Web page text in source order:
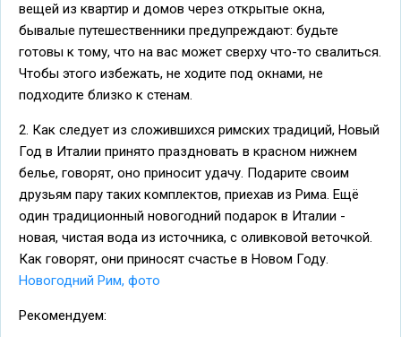
вещей из квартир и домов через открытые окна,
бывалые путешественники предупреждают: будьте
готовы к тому, что на вас может сверху что-то свалиться.
Чтобы этого избежать, не ходите под окнами, не
подходите близко к стенам.
2. Как следует из сложившихся римских традиций, Новый
Год в Италии принято праздновать в красном нижнем
белье, говорят, оно приносит удачу. Подарите своим
друзьям пару таких комплектов, приехав из Рима. Ещё
один традиционный новогодний подарок в Италии -
новая, чистая вода из источника, с оливковой веточкой.
Как говорят, они приносят счастье в Новом Году.
Новогодний Рим, фото
Рекомендуем: